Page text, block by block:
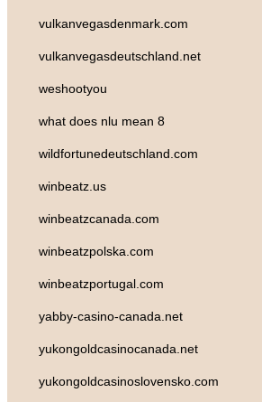
vulkanvegasdenmark.com
vulkanvegasdeutschland.net
weshootyou
what does nlu mean 8
wildfortunedeutschland.com
winbeatz.us
winbeatzcanada.com
winbeatzpolska.com
winbeatzportugal.com
yabby-casino-canada.net
yukongoldcasinocanada.net
yukongoldcasinoslovensko.com